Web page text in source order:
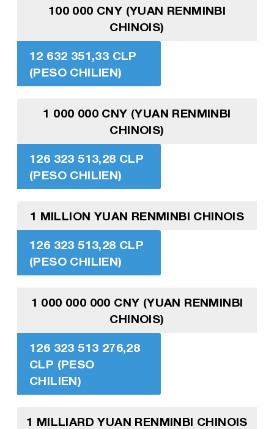
100 000 CNY (YUAN RENMINBI
CHINOIS)
12 632 351,33 CLP
(PESO CHILIEN)
1 000 000 CNY (YUAN RENMINBI
CHINOIS)
126 323 513,28 CLP
(PESO CHILIEN)
1 MILLION YUAN RENMINBI CHINOIS
126 323 513,28 CLP
(PESO CHILIEN)
1 000 000 000 CNY (YUAN RENMINBI
CHINOIS)
126 323 513 276,28
CLP (PESO
CHILIEN)
1 MILLIARD YUAN RENMINBI CHINOIS